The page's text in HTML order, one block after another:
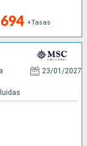
+Tasas
23/01/2027